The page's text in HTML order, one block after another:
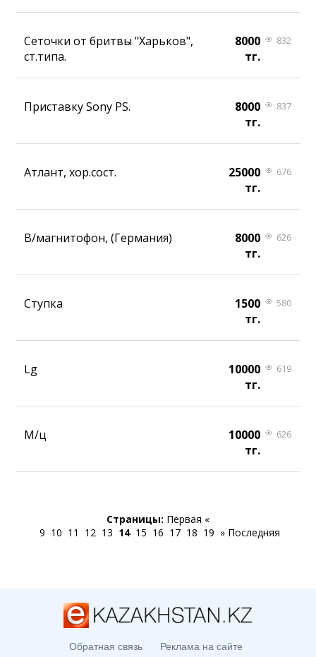
Сеточки от бритвы "Харьков",
ст.типа.
8000
тг.
832
Приставку Sony PS.
8000
тг.
837
Атлант, хор.сост.
25000
тг.
676
В/магнитофон, (Германия)
8000
тг.
626
Ступка
1500
тг.
580
Lg
10000
тг.
619
М/ц
10000
тг.
626
Страницы: Первая «
9 10 11 12 13 14 15 16 17 18 19 » Последняя
Обратная связь Реклама на сайте